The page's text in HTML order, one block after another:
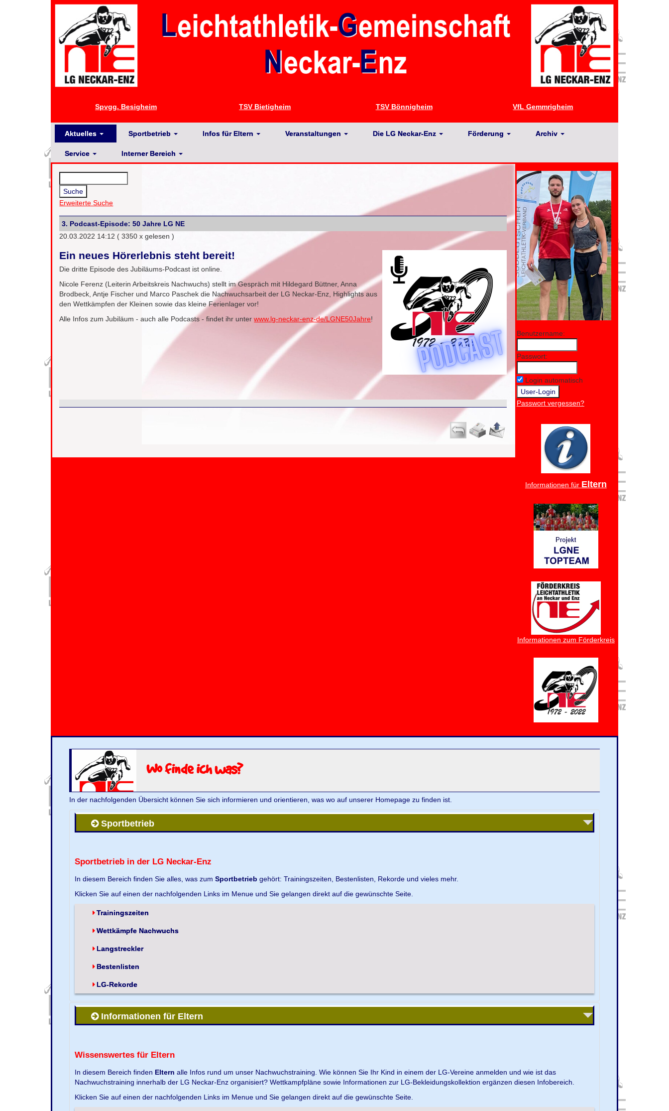
Spvgg. Besigheim TSV Bietigheim TSV Bönnigheim VfL Gemmrigheim
Aktuelles Sportbetrieb Infos für Eltern Veranstaltungen Die LG Neckar-Enz Förderung Archiv
Service Interner Bereich
Erweiterte Suche
3. Podcast-Episode: 50 Jahre LG NE
20.03.2022 14:12 ( 3350 x gelesen )
Ein neues Hörerlebnis steht bereit!
Die dritte Episode des Jubiläums-Podcast ist online.
Nicole Ferenz (Leiterin Arbeitskreis Nachwuchs) stellt im Gespräch mit Hildegard Büttner, Anna
Brodbeck, Antje Fischer und Marco Paschek die Nachwuchsarbeit der LG Neckar-Enz, Highlights aus
den Wettkämpfen der Kleinen sowie das kleine Ferienlager vor!
Alle Infos zum Jubiläum - auch alle Podcasts - findet ihr unterwww.lg-neckar-enz-de/LGNE50Jahre!
Benutzername:
Passwort:
Login automatisch
Passwort vergessen?
Informationen für Eltern
Informationen zum Förderkreis
Wo finde ich was?
In der nachfolgenden Übersicht können Sie sich informieren und orientieren, was wo auf unserer Homepage zu finden ist.
Sportbetrieb
Sportbetrieb in der LG Neckar-Enz
In diesem Bereich finden Sie alles, was zumSportbetrieb gehört: Trainingszeiten, Bestenlisten, Rekorde und vieles mehr.
Klicken Sie auf einen der nachfolgenden Links im Menue und Sie gelangen direkt auf die gewünschte Seite.
Trainingszeiten
Wettkämpfe Nachwuchs
Langstreckler
Bestenlisten
LG-Rekorde
Informationen für Eltern
Wissenswertes für Eltern
In diesem Bereich finden Eltern alle Infos rund um unser Nachwuchstraining. Wie können Sie Ihr Kind in einem der LG-Vereine anmelden und wie ist das
Nachwuchstraining innerhalb der LG Neckar-Enz organisiert? Wettkampfpläne sowie Informationen zur LG-Bekleidungskollektion ergänzen diesen Infobereich.
Klicken Sie auf einen der nachfolgenden Links im Menue und Sie gelangen direkt auf die gewünschte Seite.